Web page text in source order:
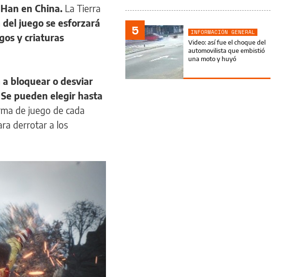
en China. La Tierra
juego se esforzará
y criaturas
a bloquear o desviar
Se pueden elegir hasta
de juego de cada
derrotar a los
5
INFORMACIÓN GENERAL
Video: así fue el choque del
automovilista que embistió
una moto y huyó